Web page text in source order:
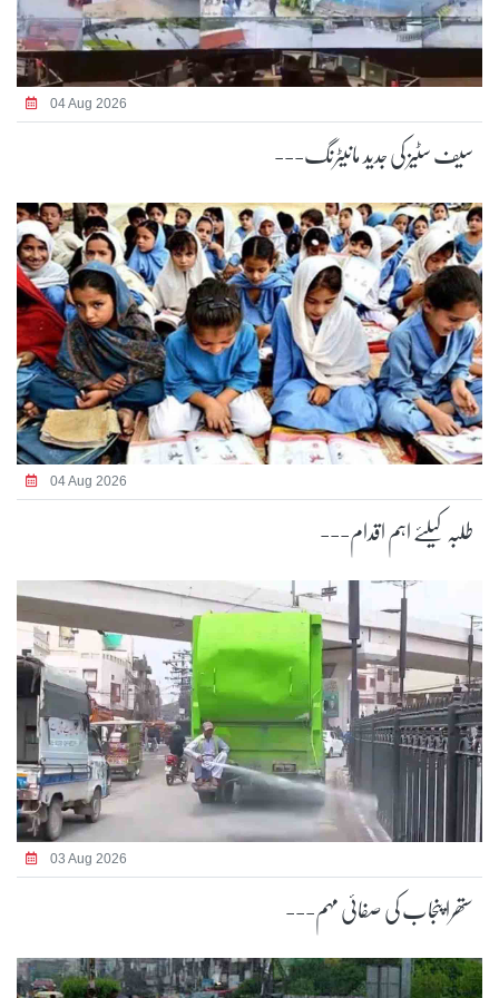
04 Aug 2026
سیف سٹیز کی جدید مانیٹرنگ---
04 Aug 2026
طلبہ کیلئے اہم اقدام---
03 Aug 2026
ستھرا پنجاب کی صفائی مہم---